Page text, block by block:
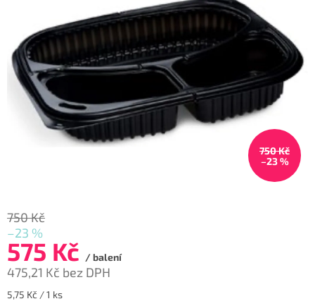
hvězdiček.
750 Kč
–23 %
750 Kč
–23 %
575 Kč / balení
475,21 Kč bez DPH
Měrná
5,75 Kč / 1 ks